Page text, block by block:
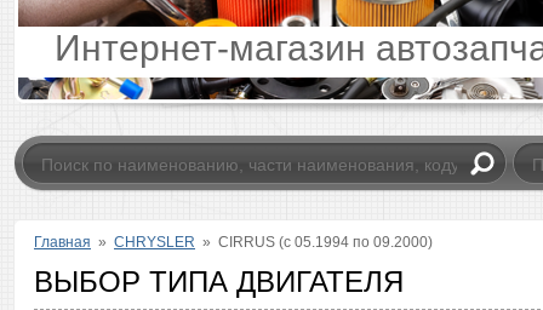
Интернет-магазин
Главная » CHRYSLER » CIRRUS (с 05.1994 по 09.2000)
ВЫБОР ТИПА ДВИГАТЕЛЯ